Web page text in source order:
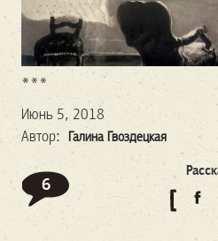
***
Июнь 5, 2018
Автор:
Галина Гвоздецкая
6